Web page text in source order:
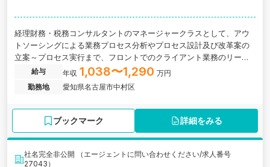
経理財務・税務コンサルタントのマネージャークラスとして、アウ
トソーシングによる業務プロセス分析やプロセス設計及び改革案の
立案～プロセス実行まで、フロントでのクライアント業務のリード
役を担っていただきます。愛知県名古屋市にある税理士法人です。
給与 年収 1,038〜1,290 万円
勤務地
愛知県名古屋市中村区
ブックマーク 詳細をみる
社名完全非公開 （エージェントに問い合わせください/求人番号
27043）